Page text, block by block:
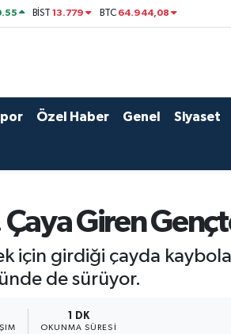
BİST13.779 BTC 64.944,08
Özel Haber Genel Siyaset
Giren
için girdiği çayda
de sürüyor.
1 DK
OKUNMA SÜRESI